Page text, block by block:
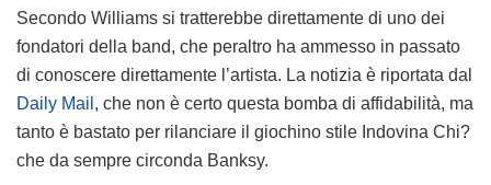
Secondo Williams si tratterebbe direttamente di uno dei
fondatori della band, che peraltro ha ammesso in passato
di conoscere direttamente l’artista. La notizia è riportata dal
Daily Mail , che non è certo questa bomba di affidabilità, ma
tanto è bastato per rilanciare il giochino stile Indovina Chi?
che da sempre circonda Banksy.